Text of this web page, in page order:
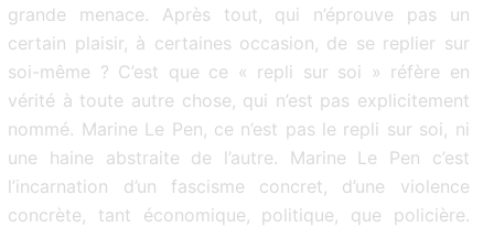
grande menace. Après tout, qui n’éprouve pas un
certain plaisir, à certaines occasion, de se replier sur
soi-même ? C’est que ce « repli sur soi » réfère en
vérité à toute autre chose, qui n’est pas explicitement
nommé. Marine Le Pen, ce n’est pas le repli sur soi, ni
une haine abstraite de l’autre. Marine Le Pen c’est
l’incarnation d’un fascisme concret, d’une violence
concrète, tant économique, politique, que policière.